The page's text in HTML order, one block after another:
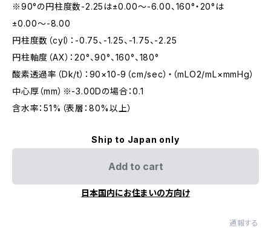
※90°の円柱度数-2.25は±0.00〜-6.00、160°・20°は
±0.00〜-8.00
円柱度数（cyl）：-0.75、-1.25、-1.75、-2.25
円柱軸度（AX）：20°、90°、160°、180°
酸素透過率（Dk/t）：90×10-9（cm/sec）・（mLO2/mL×mmHg）
中心厚（mm）※-3.00Dの場合：0.1
含水率：51%（表層：80%以上）
Ship to Japan only
Add to cart
日本国内にお住まいの方向け
通報する